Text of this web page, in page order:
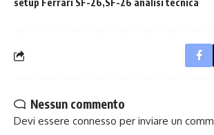
setup Ferrari SF-26 SF-26 analisi tecnica
Nessun commento
Devi essere connesso per inviare un